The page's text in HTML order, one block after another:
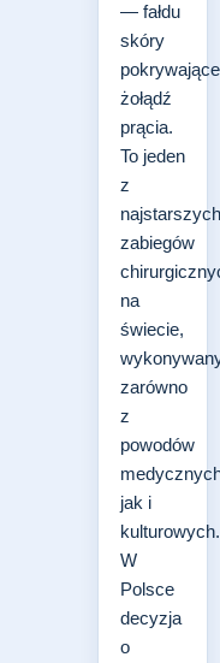
— fałdu
skóry
żołądź
prącia.
To jeden
z
najstarszych
zabiegów
na
świecie,
zarówno
z
powodów
jak i
kulturowych.
W
Polsce
decyzja
o